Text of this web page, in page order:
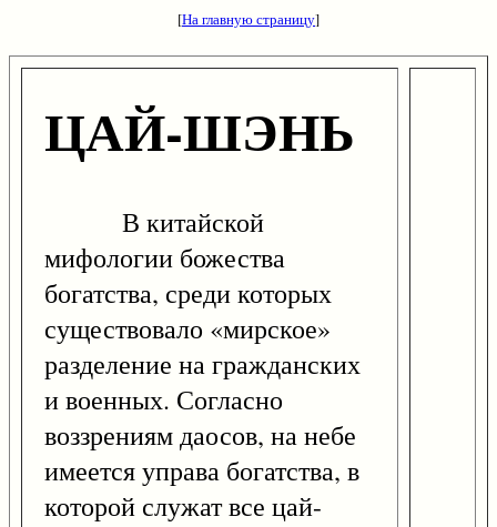
[На главную страницу]
ЦАЙ-ШЭНЬ
В китайской
мифологии божества
богатства, среди которых
существовало «мирское»
разделение на гражданских
и военных. Согласно
воззрениям даосов, на небе
имеется управа богатства, в
которой служат все цай-